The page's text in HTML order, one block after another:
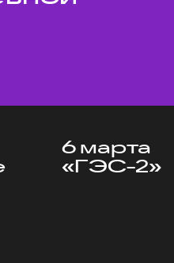
6 марта
«ГЭС-2»